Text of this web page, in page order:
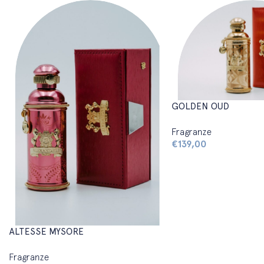
ALTESSE MYSORE
Fragranze
GOLDEN OUD
Fragranze
€139,00